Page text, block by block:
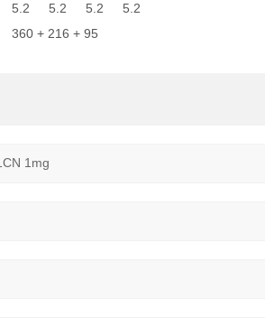
5.2
5.2 5.2
5.2
360 + 216 + 95